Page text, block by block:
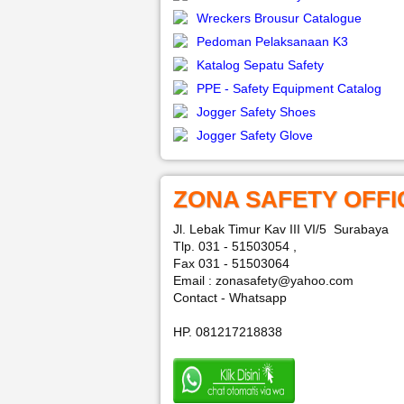
Wreckers Brousur Catalogue
Pedoman Pelaksanaan K3
Katalog Sepatu Safety
PPE - Safety Equipment Catalog
Jogger Safety Shoes
Jogger Safety Glove
ZONA SAFETY
Jl. Lebak Timur Kav III VI/5 Surabaya
Tlp. 031 - 51503054 ,
Fax 031 - 51503064
Email : zonasafety@yahoo.com
Contact - Whatsapp
HP. 081217218838